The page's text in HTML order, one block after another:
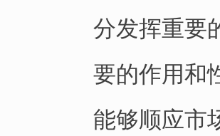
分发挥重要
要的作用和
能够顺应市